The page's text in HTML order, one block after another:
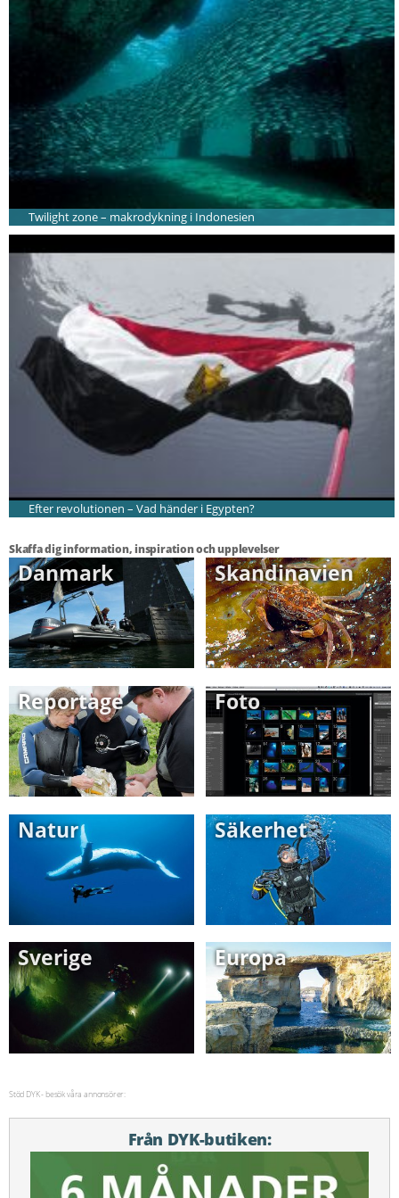
Twilight zone – makrodykning i Indonesien
Efter revolutionen – Vad händer i Egypten?
Skaffa dig information, inspiration och upplevelser
Danmark Skandinavien
Reportage Foto
Natur Säkerhet
Sverige Europa
Stöd DYK - besök våra annonsörer:
Från DYK-butiken: